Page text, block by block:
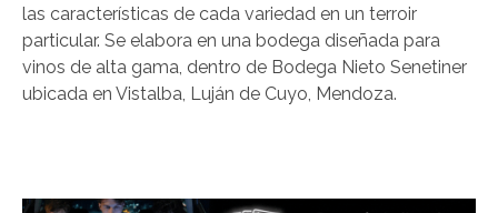
las características de cada variedad en un terroir
particular. Se elabora en una bodega diseñada para
vinos de alta gama, dentro de Bodega Nieto Senetiner
ubicada en Vistalba, Luján de Cuyo, Mendoza.